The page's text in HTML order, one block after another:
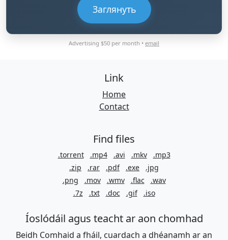
Заглянуть
Advertising $50 per month • email
Link
Home
Contact
Find files
.torrent .mp4 .avi .mkv
.mp3
.zip
.rar .pdf .exe
.jpg
.png
.mov .wmv .flac
.wav
.7z
.txt .doc .gif .iso
Íoslódáil agus teacht ar aon chomhad
Beidh Comhaid a fháil, cuardach a dhéanamh ar an